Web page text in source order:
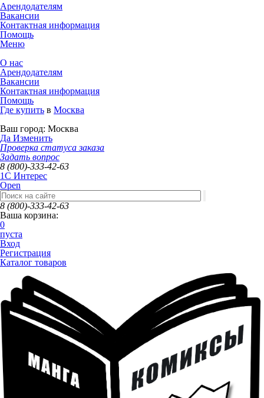
Арендодателям
Вакансии
Контактная информация
Помощь
Меню
О нас
Арендодателям
Вакансии
Контактная информация
Помощь
Где купить в Москва
Ваш город: Москва
Да Изменить
Проверка статуса заказа
Задать вопрос
8 (800)-333-42-63
1C Интерес
Open
8 (800)-333-42-63
Ваша корзина:
0
пуста
Вход
Регистрация
Каталог товаров